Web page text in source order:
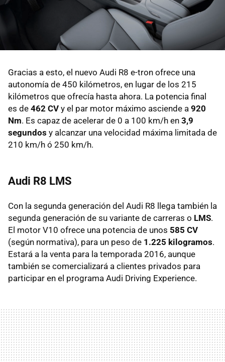
Gracias a esto, el nuevo Audi R8 e-tron ofrece una
autonomía de 450 kilómetros, en lugar de los 215
kilómetros que ofrecía hasta ahora. La potencia final
es de 462 CV y el par motor máximo asciende a 920
Nm. Es capaz de acelerar de 0 a 100 km/h en 3,9
segundos y alcanzar una velocidad máxima limitada de
210 km/h ó 250 km/h.
Audi R8 LMS
Con la segunda generación del Audi R8 llega también la
segunda generación de su variante de carreras o LMS.
El motor V10 ofrece una potencia de unos 585 CV
(según normativa), para un peso de 1.225 kilogramos.
Estará a la venta para la temporada 2016, aunque
también se comercializará a clientes privados para
participar en el programa Audi Driving Experience.